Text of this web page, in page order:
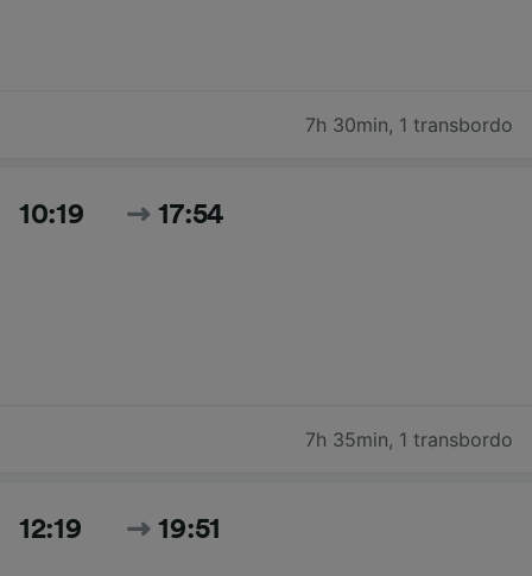
7h 30min, 1 transbordo
10:19 17:54
7h 35min, 1 transbordo
12:19 19:51